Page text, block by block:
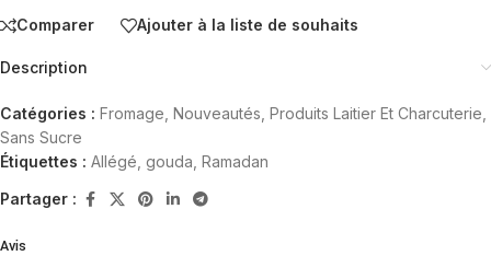
Comparer Ajouter à la liste de souhaits
Description
Catégories : Fromage Nouveautés Produits Laitier Et Charcuterie
Sans Sucre
Étiquettes : Allégé gouda Ramadan
Partager :
Avis